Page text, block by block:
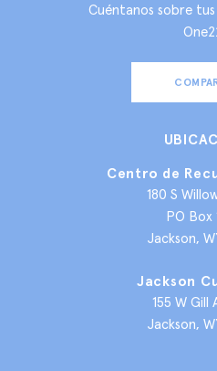
Cuéntanos sobre
Centro de
180 S
PO Box
Jackson,
Jackson
155 W Gill
Jackson,